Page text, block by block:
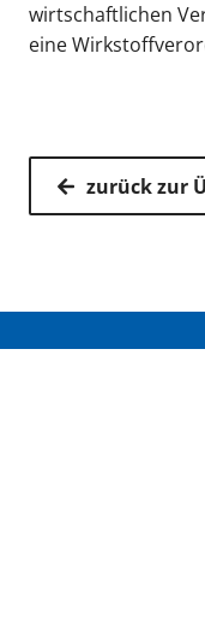
wirtschaftlichen
eine
zurück zur